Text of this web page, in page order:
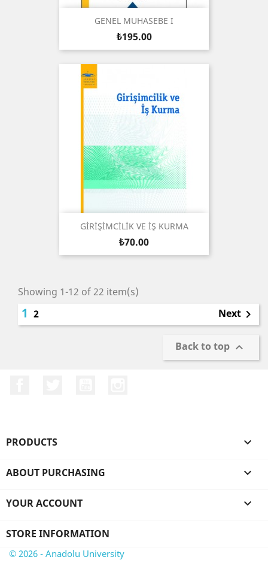
GENEL MUHASEBE I
Price
₺195.00
GİRİŞİMCİLİK VE İŞ KURMA
Price
₺70.00
Showing 1-12 of 22 item(s)
1 2 Next 
Back to top 
PRODUCTS 
ABOUT PURCHASING 
YOUR ACCOUNT 
STORE INFORMATION
© 2026 - Anadolu University